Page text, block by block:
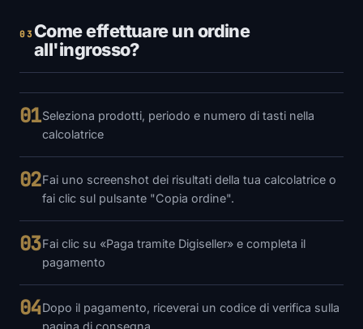
03 Come effettuare un ordine
all'ingrosso?
01Seleziona prodotti, periodo e numero di tasti nella
calcolatrice
02Fai uno screenshot dei risultati della tua calcolatrice o
fai clic sul pulsante "Copia ordine".
03Fai clic su «Paga tramite Digiseller» e completa il
pagamento
04Dopo il pagamento, riceverai un codice di verifica sulla
pagina di consegna